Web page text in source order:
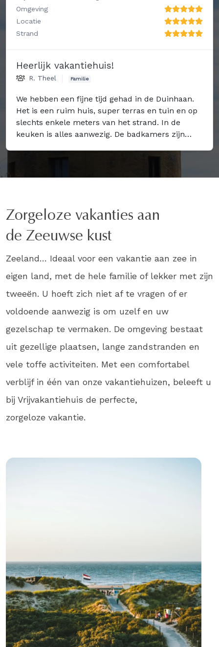
Omgeving
Locatie
Strand
Heerlijk vakantiehuis!
R. Theel Familie
We hebben een fijne tijd gehad in de Duinhaan.
Het is een ruim huis, super terras en tuin en op
slechts enkele meters van het strand. In de
keuken is alles aanwezig. De badkamers zijn
prijs is hoog, maar we komen graag voor een
Zorgeloze vakanties aan
de Zeeuwse kust
Zeeland… Ideaal voor een vakantie aan zee in
eigen land, met de hele familie of lekker met zijn
tweeën. U hoeft zich niet af te vragen of er
voldoende aanwezig is om uzelf en uw
gezelschap te vermaken. De omgeving bestaat
uit gezellige plaatsen, lange zandstranden en
vele toffe activiteiten. Met een comfortabel
verblijf in één van onze vakantiehuizen, beleeft u
bij Vrijvakantiehuis de perfecte,
zorgeloze vakantie.